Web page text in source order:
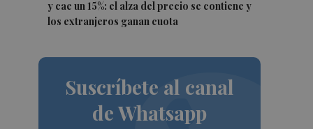
y cae un 15%: el alza del precio se contiene y
los extranjeros ganan cuota
Suscríbete al canal
de Whatsapp